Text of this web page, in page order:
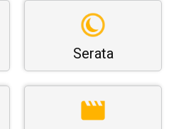
Serata